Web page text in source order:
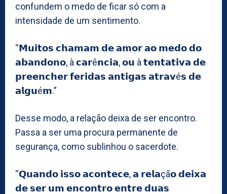
confundem o medo de ficar só com a
intensidade de um sentimento.
“𝗠𝘂𝗶𝘁𝗼𝘀 𝗰𝗵𝗮𝗺𝗮𝗺 𝗱𝗲 𝗮𝗺𝗼𝗿 𝗮𝗼 𝗺𝗲𝗱𝗼 𝗱𝗼
𝗮𝗯𝗮𝗻𝗱𝗼𝗻𝗼, à 𝗰𝗮𝗿ê𝗻𝗰𝗶𝗮, 𝗼𝘂 à 𝘁𝗲𝗻𝘁𝗮𝘁𝗶𝘃𝗮 𝗱𝗲
𝗽𝗿𝗲𝗲𝗻𝗰𝗵𝗲𝗿 𝗳𝗲𝗿𝗶𝗱𝗮𝘀 𝗮𝗻𝘁𝗶𝗴𝗮𝘀 𝗮𝘁𝗿𝗮𝘃é𝘀 𝗱𝗲
𝗮𝗹𝗴𝘂é𝗺.”
Desse modo, a relação deixa de ser encontro.
Passa a ser uma procura permanente de
segurança, como sublinhou o sacerdote.
“𝗤𝘂𝗮𝗻𝗱𝗼 𝗶𝘀𝘀𝗼 𝗮𝗰𝗼𝗻𝘁𝗲𝗰𝗲, 𝗮 𝗿𝗲𝗹𝗮çã𝗼 𝗱𝗲𝗶𝘅𝗮
𝗱𝗲 𝘀𝗲𝗿 𝘂𝗺 𝗲𝗻𝗰𝗼𝗻𝘁𝗿𝗼 𝗲𝗻𝘁𝗿𝗲 𝗱𝘂𝗮𝘀